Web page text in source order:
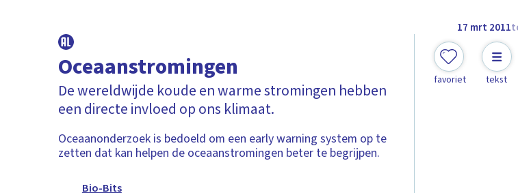
17 mrt 2011
Oceaanstromingen
De wereldwijde koude en warme stromingen hebben
een directe invloed op ons klimaat.
Oceaanonderzoek is bedoeld om een early warning system op te
zetten dat kan helpen de oceaanstromingen beter te begrijpen.
Bio-Bits
favoriet tekst